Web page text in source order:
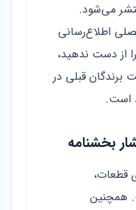
می‌شود.
اطلاع‌رسانی
از دست ندهید،
برندگان قبلی در
است.
بخشنامه
قطعات،
همچنین